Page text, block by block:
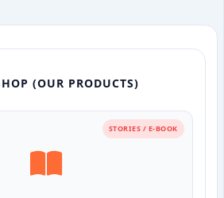
(OUR PRODUCTS)
STORIES / E-BOOK